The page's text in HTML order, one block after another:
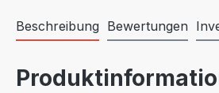
Beschreibung Bewertungen